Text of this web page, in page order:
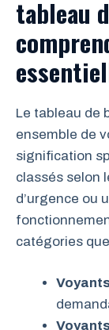
tableau
Le tableau de
ensemble de
signification
classés selon
d’urgence ou
catégories